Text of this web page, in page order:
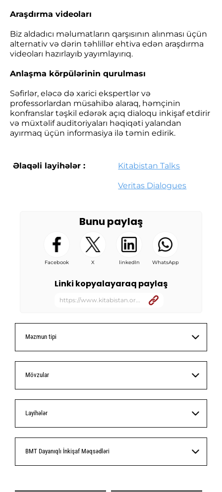
Araşdırma videoları
Biz aldadıcı məlumatların qarşısının alınması üçün
alternativ və dərin təhlillər ehtiva edən araşdırma
videoları hazırlayıb yayımlayırıq.
Anlaşma körpülərinin qurulması
Səfirlər, eləcə də xarici ekspertlər və
professorlardan müsahibə alaraq, həmçinin
konfranslar təşkil edərək açıq dialoqu inkişaf etdirir
və müxtəlif auditoriyaları həqiqəti yalandan
ayırmaq üçün informasiya ilə təmin edirik.
Əlaqəli layihələr : Kitabistan Talks
Veritas Dialogues
Bunu paylaş
Facebook X linkedIn WhatsApp
Linki kopyalayaraq paylaş
https://www.kitabistan.or...
Məzmun tipi
Mövzular
Layihələr
BMT Dayanıqlı İnkişaf Məqsədləri